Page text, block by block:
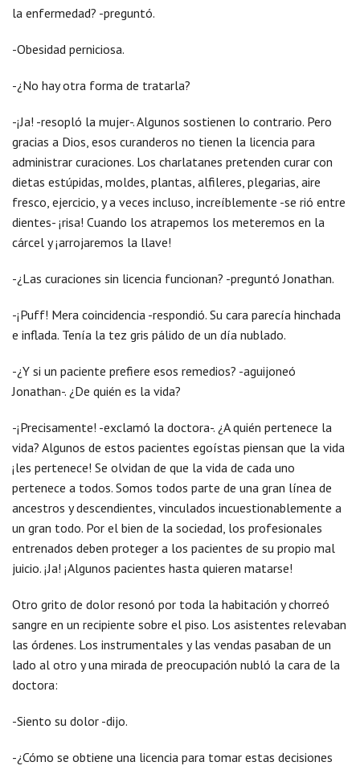
la enfermedad? -preguntó.
-Obesidad perniciosa.
-¿No hay otra forma de tratarla?
-¡Ja! -resopló la mujer-. Algunos sostienen lo contrario. Pero
gracias a Dios, esos curanderos no tienen la licencia para
administrar curaciones. Los charlatanes pretenden curar con
dietas estúpidas, moldes, plantas, alfileres, plegarias, aire
fresco, ejercicio, y a veces incluso, increíblemente -se rió entre
dientes- ¡risa! Cuando los atrapemos los meteremos en la
cárcel y ¡arrojaremos la llave!
-¿Las curaciones sin licencia funcionan? -preguntó Jonathan.
-¡Puff! Mera coincidencia -respondió. Su cara parecía hinchada
e inflada. Tenía la tez gris pálido de un día nublado.
-¿Y si un paciente prefiere esos remedios? -aguijoneó
Jonathan-. ¿De quién es la vida?
-¡Precisamente! -exclamó la doctora-. ¿A quién pertenece la
vida? Algunos de estos pacientes egoístas piensan que la vida
¡les pertenece! Se olvidan de que la vida de cada uno
pertenece a todos. Somos todos parte de una gran línea de
ancestros y descendientes, vinculados incuestionablemente a
un gran todo. Por el bien de la sociedad, los profesionales
entrenados deben proteger a los pacientes de su propio mal
juicio. ¡Ja! ¡Algunos pacientes hasta quieren matarse!
Otro grito de dolor resonó por toda la habitación y chorreó
sangre en un recipiente sobre el piso. Los asistentes relevaban
las órdenes. Los instrumentales y las vendas pasaban de un
lado al otro y una mirada de preocupación nubló la cara de la
doctora:
-Siento su dolor -dijo.
-¿Cómo se obtiene una licencia para tomar estas decisiones